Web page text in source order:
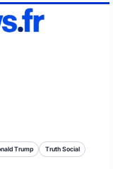
Trump Truth Social